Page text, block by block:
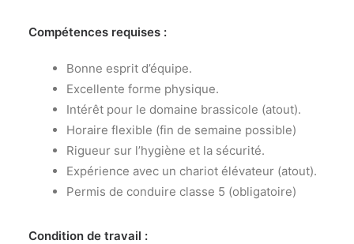
Compétences requises :
Bonne esprit d’équipe.
Excellente forme physique.
Intérêt pour le domaine brassicole (atout).
Horaire flexible (fin de semaine possible)
Rigueur sur l’hygiène et la sécurité.
Expérience avec un chariot élévateur (atout).
Permis de conduire classe 5 (obligatoire)
Condition de travail :